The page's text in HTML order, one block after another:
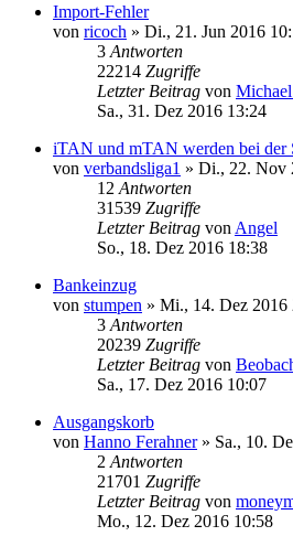
Import-Fehler
von ricoch » Di., 21. Jun 2016
3 Antworten
22214 Zugriffe
Letzter Beitrag von
Sa., 31. Dez 2016 13:24
iTAN und mTAN werden bei der
von verbandsliga1 » Di., 22. Nov
12 Antworten
31539 Zugriffe
Letzter Beitrag von Angel
So., 18. Dez 2016 18:38
Bankeinzug
von stumpen » Mi., 14. Dez 2016
3 Antworten
20239 Zugriffe
Letzter Beitrag von
Sa., 17. Dez 2016 10:07
Ausgangskorb
von Hanno Ferahner» Sa., 10.
2 Antworten
21701 Zugriffe
Letzter Beitrag von
Mo., 12. Dez 2016 10:58